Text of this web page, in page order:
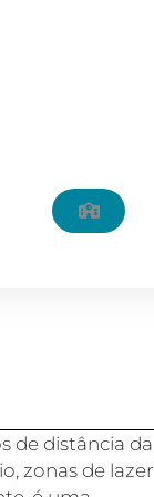
de distância da
zonas de lazer